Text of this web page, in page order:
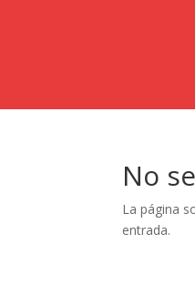
No
La página
entrada.